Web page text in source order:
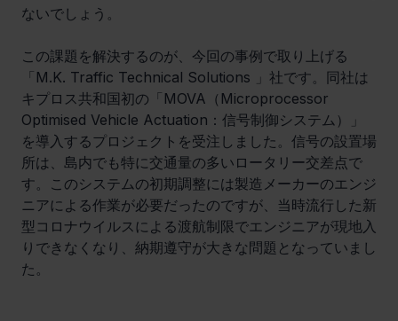
ないでしょう。
この課題を解決するのが、今回の事例で取り上げる
「M.K. Traffic Technical Solutions 」社です。同社は
キプロス共和国初の「MOVA（Microprocessor
Optimised Vehicle Actuation：信号制御システム）」
を導入するプロジェクトを受注しました。信号の設置場
所は、島内でも特に交通量の多いロータリー交差点で
す。このシステムの初期調整には製造メーカーのエンジ
ニアによる作業が必要だったのですが、当時流行した新
型コロナウイルスによる渡航制限でエンジニアが現地入
りできなくなり、納期遵守が大きな問題となっていまし
た。